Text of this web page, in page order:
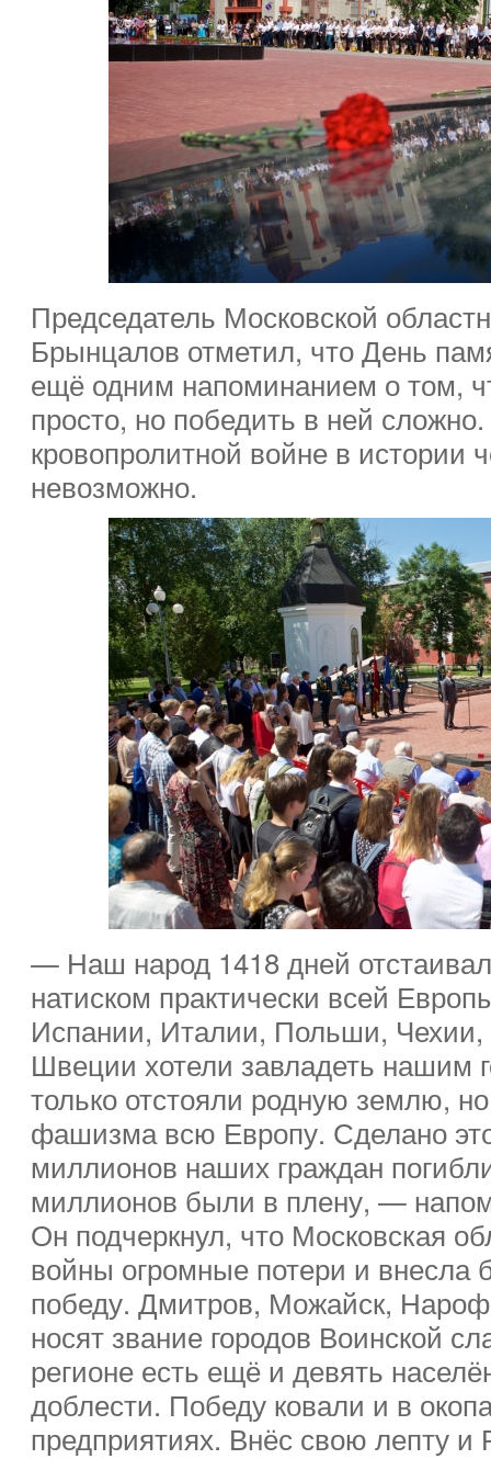
Председатель Московской
Брынцалов отметил, что День
ещё одним напоминанием о том,
просто, но победить в ней
кровопролитной войне в истории
невозможно.
— Наш народ 1418 дней
натиском практически всей
Испании, Италии, Польши,
Швеции хотели завладеть нашим
только отстояли родную землю,
фашизма всю Европу. Сделано
миллионов наших граждан
миллионов были в плену, —
Он подчеркнул, что Московская
войны огромные потери и внесла
победу. Дмитров, Можайск,
носят звание городов Воинской
регионе есть ещё и девять
доблести. Победу ковали и в
предприятиях. Внёс свою лепту и